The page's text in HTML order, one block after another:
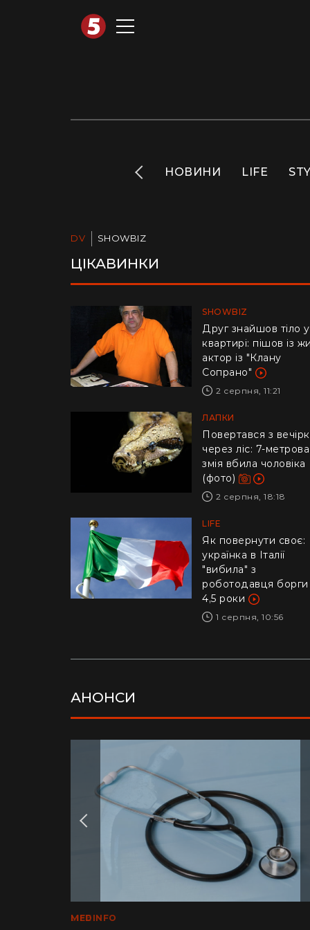
INFO НОВИНИ LIFE
DV SHOWBIZ
ЦІКАВИНКИ
SHOWBIZ
Друг знайшов тіло у
квартирі: пішов із
актор із "Клану
Сопрано"
2 серпня, 11:21
ЛАПКИ
Повертався з
через ліс: 7-метрова
змія вбила чоловіка
(фото)
2 серпня, 18:18
LIFE
​Як повернути своє:
українка в Італії
"вибила" з
роботодавця борги
4,5 роки
1 серпня, 10:56
АНОНСИ
LIFE
MEDINFO